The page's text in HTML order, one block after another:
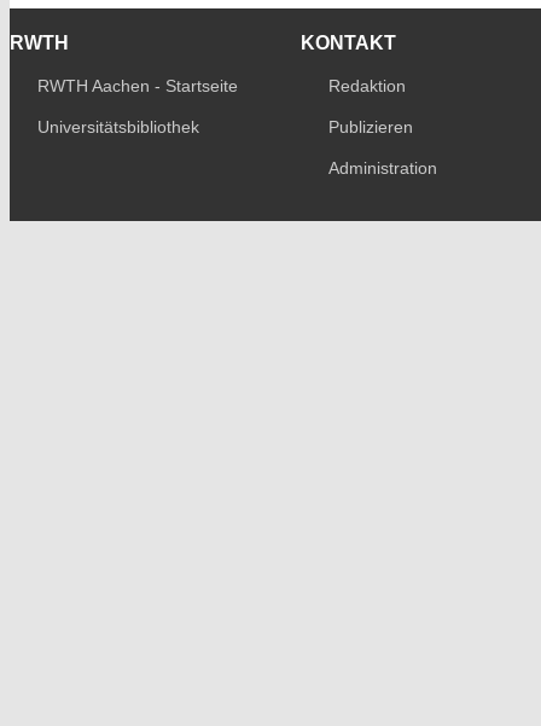
RWTH
RWTH Aachen - Startseite
Universitätsbibliothek
KONTAKT
Redaktion
Publizieren
Administration